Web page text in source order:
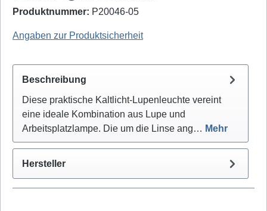
Produktnummer: P20046-05
Angaben zur Produktsicherheit
Beschreibung
Diese praktische Kaltlicht-Lupenleuchte vereint
eine ideale Kombination aus Lupe und
Arbeitsplatzlampe. Die um die Linse ang… Mehr
Hersteller